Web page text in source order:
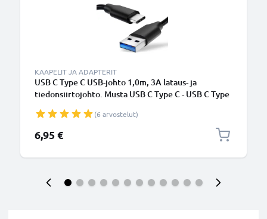
KAAPELIT JA ADAPTERIT
USB C Type C USB-johto 1,0m, 3A lataus- ja
tiedonsiirtojohto. Musta USB C Type C - USB C Type
(6 arvostelut)
6,95 €